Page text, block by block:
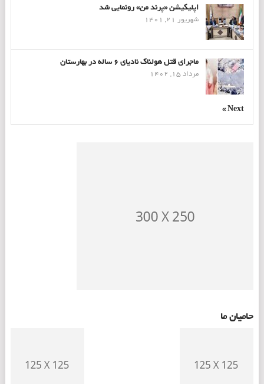
اپلیکیشن «پرند من» رونمایی شد
شهریور 21, 1401
ماجرای قتل هولناک نادیای ۶ ساله در بهارستان
مرداد 15, 1402
Next »
حامیان ما